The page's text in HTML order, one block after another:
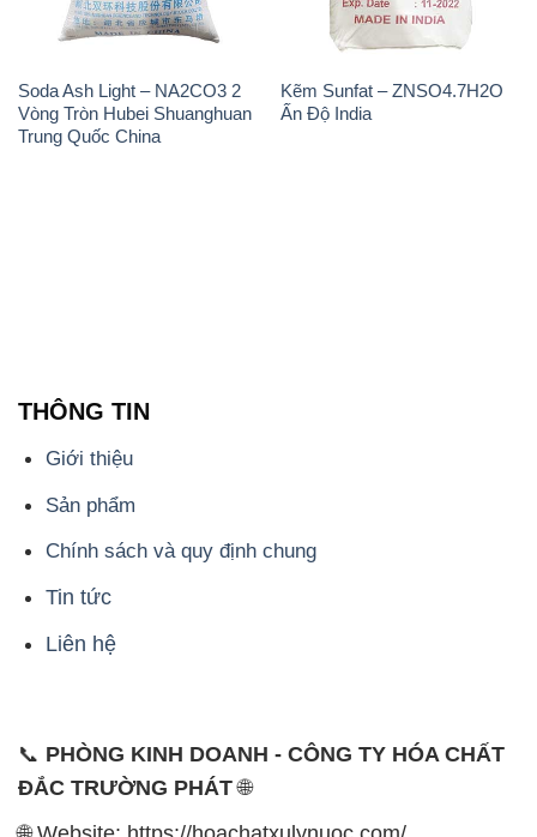
Soda Ash Light – NA2CO3 2
Vòng Tròn Hubei Shuanghuan
Trung Quốc China
Kẽm Sunfat – ZNSO4.7H2O
Ấn Độ India
THÔNG TIN
Giới thiệu
Sản phẩm
Chính sách và quy định chung
Tin tức
Liên hệ
📞 PHÒNG KINH DOANH - CÔNG TY HÓA CHẤT
ĐẮC TRƯỜNG PHÁT🌐